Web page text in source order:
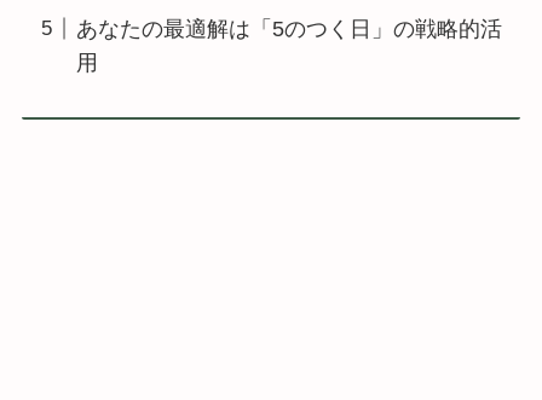
あなたの最適解は「5のつく日」の戦略的活
用